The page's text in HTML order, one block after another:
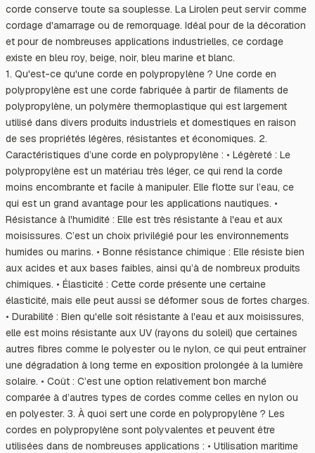
corde conserve toute sa souplesse. La Lirolen peut servir comme
cordage d'amarrage ou de remorquage. Idéal pour de la décoration
et pour de nombreuses applications industrielles, ce cordage
existe en bleu roy, beige, noir, bleu marine et blanc.
1. Qu'est-ce qu'une corde en polypropylène ? Une corde en
polypropylène est une corde fabriquée à partir de filaments de
polypropylène, un polymère thermoplastique qui est largement
utilisé dans divers produits industriels et domestiques en raison
de ses propriétés légères, résistantes et économiques. 2.
Caractéristiques d’une corde en polypropylène : • Légèreté : Le
polypropylène est un matériau très léger, ce qui rend la corde
moins encombrante et facile à manipuler. Elle flotte sur l’eau, ce
qui est un grand avantage pour les applications nautiques. •
Résistance à l'humidité : Elle est très résistante à l'eau et aux
moisissures. C’est un choix privilégié pour les environnements
humides ou marins. • Bonne résistance chimique : Elle résiste bien
aux acides et aux bases faibles, ainsi qu’à de nombreux produits
chimiques. • Élasticité : Cette corde présente une certaine
élasticité, mais elle peut aussi se déformer sous de fortes charges.
• Durabilité : Bien qu'elle soit résistante à l'eau et aux moisissures,
elle est moins résistante aux UV (rayons du soleil) que certaines
autres fibres comme le polyester ou le nylon, ce qui peut entraîner
une dégradation à long terme en exposition prolongée à la lumière
solaire. • Coût : C’est une option relativement bon marché
comparée à d’autres types de cordes comme celles en nylon ou
en polyester. 3. À quoi sert une corde en polypropylène ? Les
cordes en polypropylène sont polyvalentes et peuvent être
utilisées dans de nombreuses applications : • Utilisation maritime